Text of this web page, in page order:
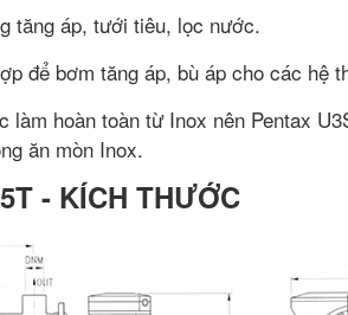
tăng áp, tưới tiêu, lọc nước.
để bơm tăng áp, bù áp cho các hệ
làm hoàn toàn từ Inox nên Pentax
ăn mòn Inox.
- KÍCH THƯỚC